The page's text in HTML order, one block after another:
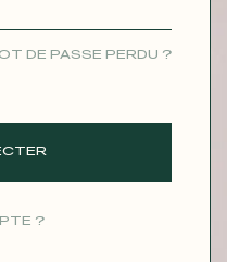
DE PASSE PERDU ?
?